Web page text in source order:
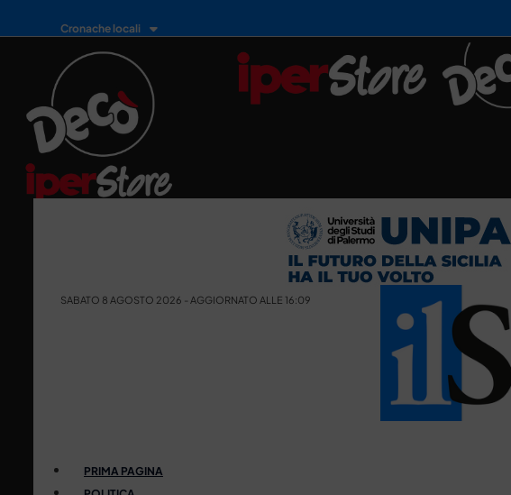
Cronache locali
SABATO 8 AGOSTO 2026 - AGGIORNATO ALLE 16:09
PRIMA PAGINA